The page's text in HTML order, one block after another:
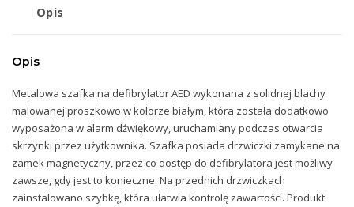
alarmem
Opis
Opis
Metalowa szafka na defibrylator AED wykonana z solidnej blachy
malowanej proszkowo w kolorze białym, która została dodatkowo
wyposażona w alarm dźwiękowy, uruchamiany podczas otwarcia
skrzynki przez użytkownika. Szafka posiada drzwiczki zamykane na
zamek magnetyczny, przez co dostęp do defibrylatora jest możliwy
zawsze, gdy jest to konieczne. Na przednich drzwiczkach
zainstalowano szybkę, która ułatwia kontrolę zawartości. Produkt